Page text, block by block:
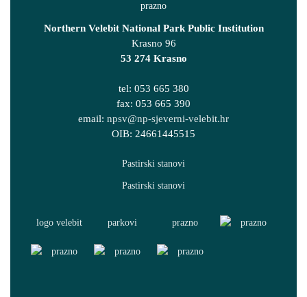
Northern Velebit National Park Public Institution
Krasno 96
53 274 Krasno
tel: 053 665 380
fax: 053 665 390
email: npsv@np-sjeverni-velebit.hr
OIB: 24661445515